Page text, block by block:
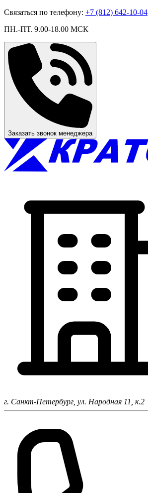
Связаться по телефону: +7 (812) 642-10-04
ПН.-ПТ. 9.00-18.00 МСК
Заказать звонок менеджера
г. Санкт-Петербург, ул. Народная 11, к.2